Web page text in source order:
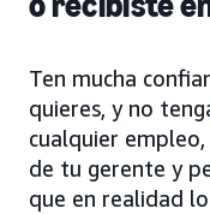
Ten mucha
quieres, y no
cualquier
de tu gerente y
que en realidad